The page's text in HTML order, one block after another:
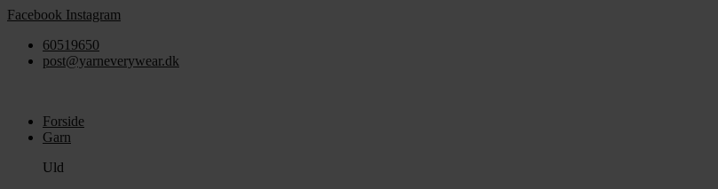
Videre
indhold
Facebook Instagram
60519650
post@yarneverywear.dk
Forside
Garn
Uld